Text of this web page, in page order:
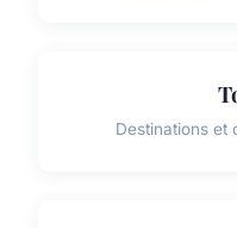
Destinations et